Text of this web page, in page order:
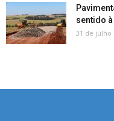
sentido
31 de julho